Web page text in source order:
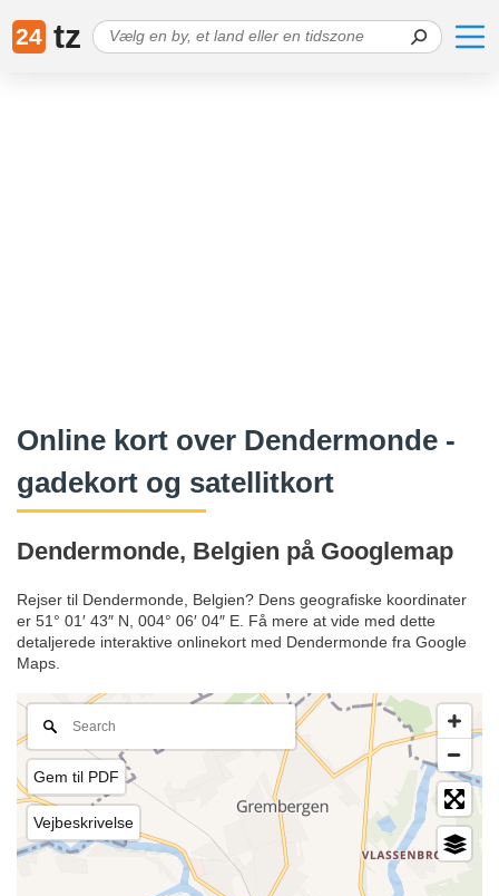
24 tz
Online kort over Dendermonde -
gadekort og satellitkort
Dendermonde, Belgien på Googlemap
Rejser til Dendermonde, Belgien? Dens geografiske koordinater
er 51° 01′ 43″ N, 004° 06′ 04″ E. Få mere at vide med dette
detaljerede interaktive onlinekort med Dendermonde fra Google
Maps.
Gem til PDF
Vejbeskrivelse